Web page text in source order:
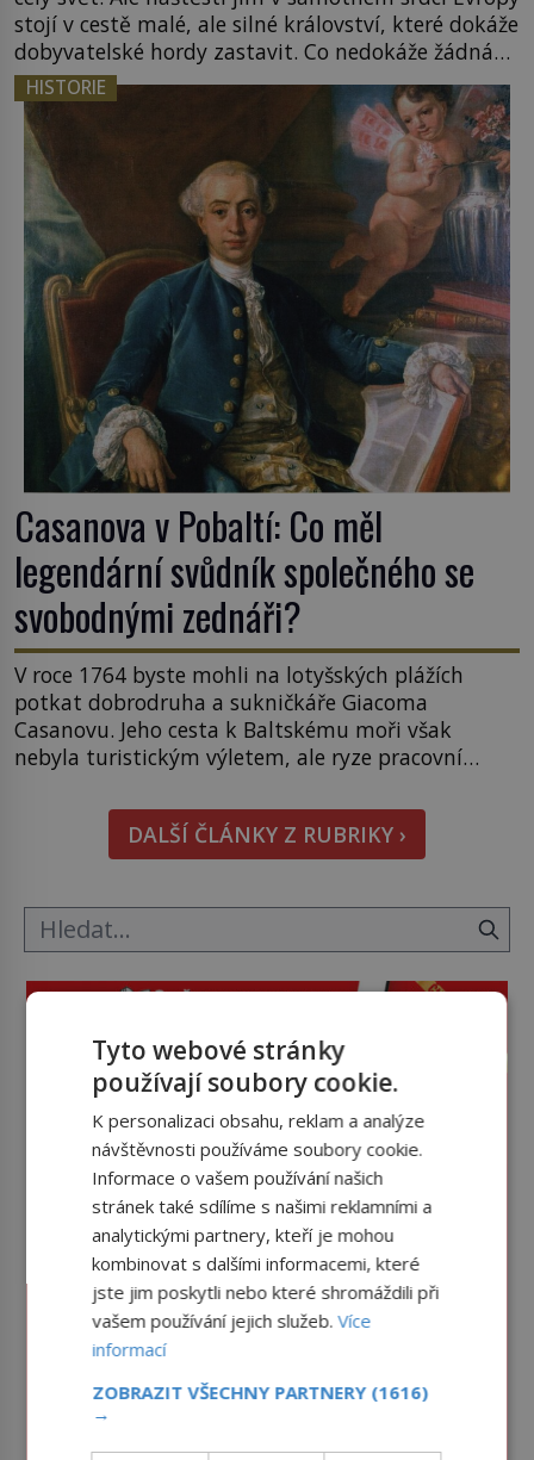
stojí v cestě malé, ale silné království, které dokáže
dobyvatelské hordy zastavit. Co nedokáže žádná
z asijských říší, co nedokážou Němci – to dokáže
český král. Nebo že by ne? Mongolové od roku 1223
postupují podél Kaspického a Azovského moře, […]
HISTORIE
Casanova v Pobaltí: Co měl
legendární svůdník společného se
svobodnými zednáři?
V roce 1764 byste mohli na lotyšských plážích
potkat dobrodruha a sukničkáře Giacoma
Casanovu. Jeho cesta k Baltskému moři však
nebyla turistickým výletem, ale ryze pracovní
sledoval, když se například procházel uličkami
lotyšské Rigy? Casanova v Pobaltí kontaktoval
tamní zednářské lóže. Nebyl v této oblasti žádným
DALŠÍ ČLÁNKY Z RUBRIKY ›
Tyto webové stránky
používají soubory cookie.
K personalizaci obsahu, reklam a analýze
návštěvnosti používáme soubory cookie.
Informace o vašem používání našich
stránek také sdílíme s našimi reklamními a
analytickými partnery, kteří je mohou
kombinovat s dalšími informacemi, které
jste jim poskytli nebo které shromáždili při
vašem používání jejich služeb.Více
informací
ZOBRAZIT VŠECHNY PARTNERY (1616)
→